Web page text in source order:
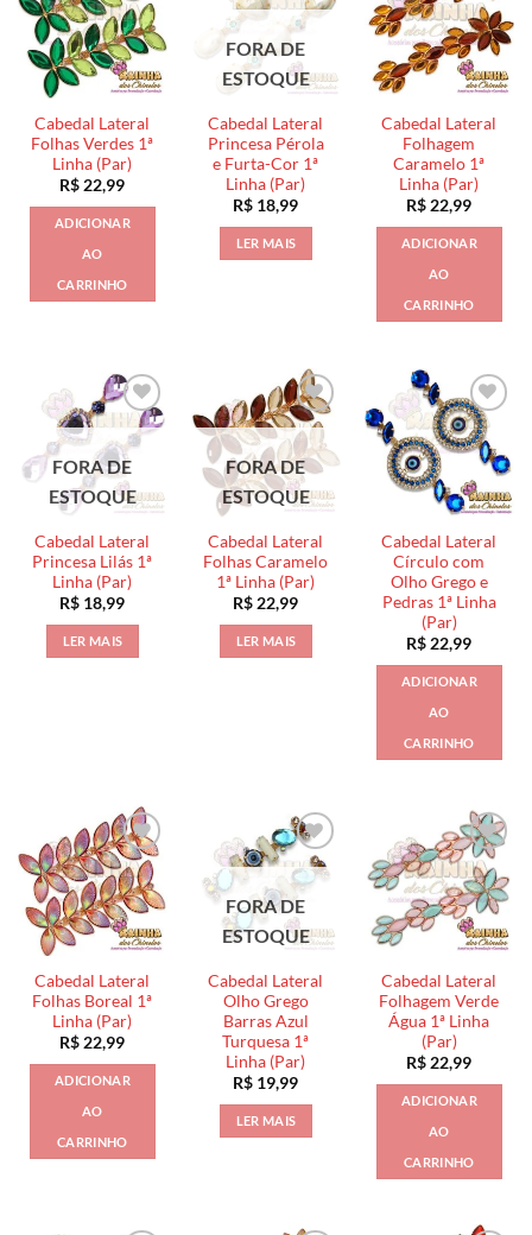
Cabedal Lateral
Folhas Verdes 1ª
Linha (Par)
R$ 22,99
ADICIONAR
AO
CARRINHO
FORA DE
ESTOQUE
Cabedal Lateral
Princesa Pérola
e Furta-Cor 1ª
Linha (Par)
R$ 18,99
LER MAIS
Cabedal Lateral
Folhagem
Caramelo 1ª
Linha (Par)
R$ 22,99
ADICIONAR
AO
CARRINHO
FORA DE
ESTOQUE
Cabedal Lateral
Princesa Lilás 1ª
Linha (Par)
R$ 18,99
LER MAIS
FORA DE
ESTOQUE
Cabedal Lateral
Folhas Caramelo
1ª Linha (Par)
R$22,99
LER MAIS
Cabedal Lateral
Círculo com
Olho Grego e
Pedras 1ª Linha
(Par)
R$22,99
ADICIONAR
AO
CARRINHO
Cabedal Lateral
Folhas Boreal 1ª
Linha (Par)
R$ 22,99
ADICIONAR
AO
CARRINHO
FORA DE
ESTOQUE
Cabedal Lateral
Olho Grego
Barras Azul
Turquesa 1ª
Linha (Par)
R$ 19,99
LER MAIS
Cabedal Lateral
Folhagem Verde
Água 1ª Linha
(Par)
R$ 22,99
ADICIONAR
AO
CARRINHO